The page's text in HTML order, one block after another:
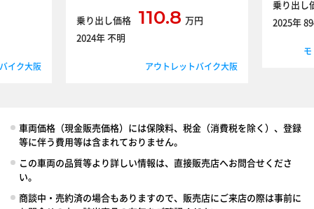
イク大阪
乗り出し価格 110.8 万円
2024年 不明
アウトレットバイク大阪
乗り出し
2025年
モ
車両価格（現金販売価格）には保険料、税金（消費税を除く）、登録
等に伴う費用等は含まれておりません。
この車両の品質等より詳しい情報は、直接販売店へお問合せくださ
い。
商談中・売約済の場合もありますので、販売店にご来店の際は事前に